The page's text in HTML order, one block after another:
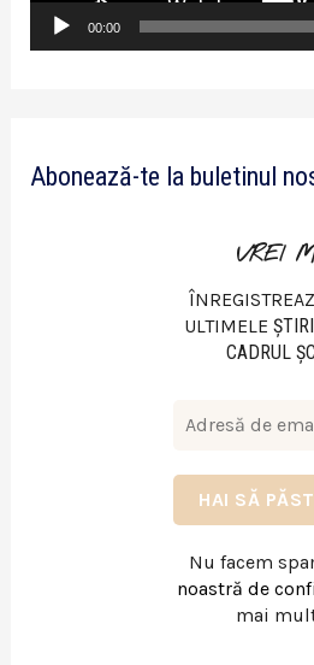
o
00:00
Abonează-te la buletinul
VREI
ULTIMELE
CADRUL
Nu facem
noastră de
mai